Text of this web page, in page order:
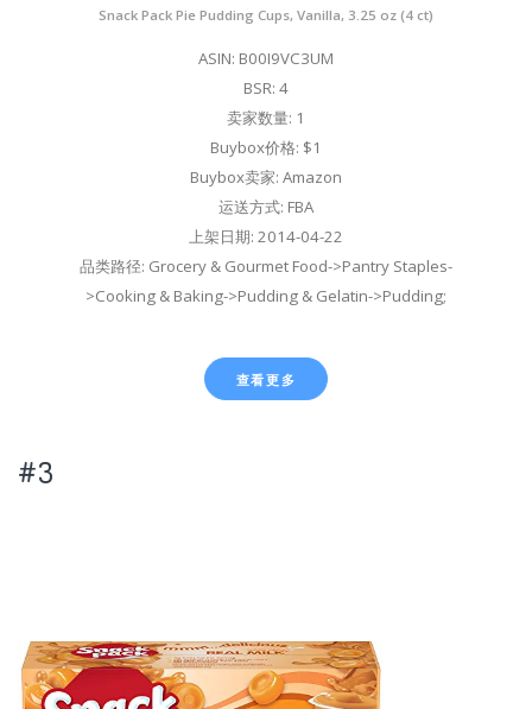
Snack Pack Pie Pudding Cups, Vanilla, 3.25 oz (4 ct)
ASIN: B00I9VC3UM
BSR: 4
卖家数量: 1
Buybox价格: $1
Buybox卖家: Amazon
运送方式: FBA
上架日期: 2014-04-22
品类路径: Grocery & Gourmet Food->Pantry Staples-
>Cooking & Baking->Pudding & Gelatin->Pudding;
查看更多
#3